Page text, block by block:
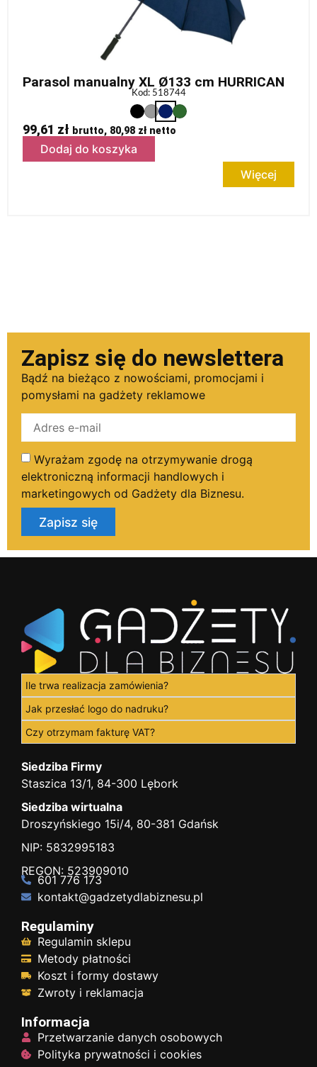
Parasol manualny XL Ø133 cm HURRICAN
Kod: 518744
99,61 zł brutto, 80,98 złnetto
Dodaj do koszyka
Więcej
Zapisz się do newslettera
Bądź na bieżąco z nowościami, promocjami i
pomysłami na gadżety reklamowe
Wyrażam zgodę na otrzymywanie drogą
elektroniczną informacji handlowych i
marketingowych od Gadżety dla Biznesu.
Zapisz się
Ile trwa realizacja zamówienia?
Jak przesłać logo do nadruku?
Czy otrzymam fakturę VAT?
Siedziba Firmy
Staszica 13/1, 84-300 Lębork
Siedziba wirtualna
Droszyńskiego 15i/4, 80-381 Gdańsk
NIP: 5832995183
REGON: 523909010
601 776 173
kontakt@gadzetydlabiznesu.pl
Regulaminy
Regulamin sklepu
Metody płatności
Koszt i formy dostawy
Zwroty i reklamacja
Informacja
Przetwarzanie danych osobowych
Polityka prywatności i cookies